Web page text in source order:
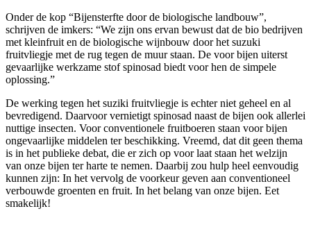
Onder de kop “Bijensterfte door de biologische landbouw”,
schrijven de imkers: “We zijn ons ervan bewust dat de bio bedrijven
met kleinfruit en de biologische wijnbouw door het suzuki
fruitvliegje met de rug tegen de muur staan. De voor bijen uiterst
gevaarlijke werkzame stof spinosad biedt voor hen de simpele
oplossing.”
De werking tegen het suziki fruitvliegje is echter niet geheel en al
bevredigend. Daarvoor vernietigt spinosad naast de bijen ook allerlei
nuttige insecten. Voor conventionele fruitboeren staan voor bijen
ongevaarlijke middelen ter beschikking. Vreemd, dat dit geen thema
is in het publieke debat, die er zich op voor laat staan het welzijn
van onze bijen ter harte te nemen. Daarbij zou hulp heel eenvoudig
kunnen zijn: In het vervolg de voorkeur geven aan conventioneel
verbouwde groenten en fruit. In het belang van onze bijen. Eet
smakelijk!